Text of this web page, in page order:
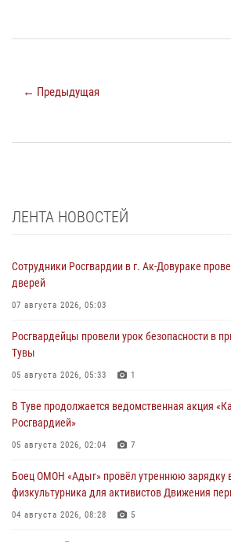
← Предыдущая
ЛЕНТА НОВОСТЕЙ
Сотрудники Росгвардии в г. Ак-Довураке
дверей
07 августа 2026, 05:03
Росгвардейцы провели урок безопасности в
Тувы
05 августа 2026, 05:33 1
В Туве продолжается ведомственная акция
Росгвардией»
05 августа 2026, 02:04 7
Боец ОМОН «Адыг» провёл утреннюю зарядку
физкультурника для активистов Движения
04 августа 2026, 08:28 5